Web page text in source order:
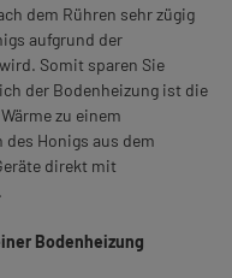
dem Rühren sehr zügig
aufgrund der
Somit sparen Sie
der Bodenheizung ist die
zu einem
Honigs aus dem
direkt mit
Bodenheizung